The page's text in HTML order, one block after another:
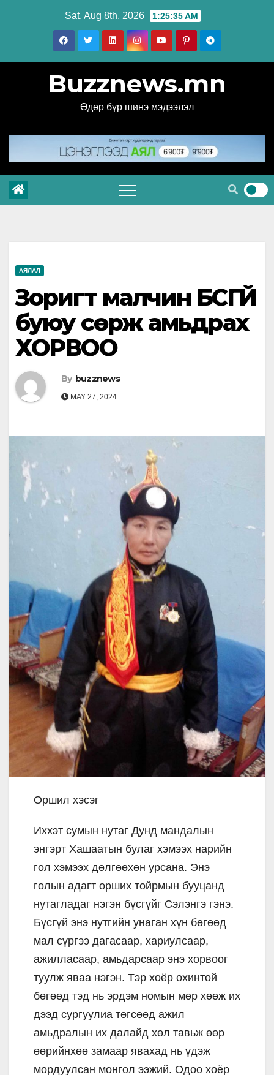
Sat. Aug 8th, 2026 1:25:36 AM
Buzznews.mn
Өдөр бүр шинэ мэдээлэл
АЯЛАЛ
Зоригт малчин БҮСГҮЙ
буюу сөрж амьдрах
ХОРВОО
By buzznews
MAY 27, 2024
Оршил хэсэг
Иххэт сумын нутаг Дунд мандалын
энгэрт Хашаатын булаг хэмээх нарийн
гол хэмээх дөлгөөхөн урсана. Энэ
голын адагт орших тойрмын бууцанд
нутагладаг нэгэн бүсгүйг Сэлэнгэ гэнэ.
Бүсгүй энэ нутгийн унаган хүн бөгөөд
мал сүргээ дагасаар, хариулсаар,
ажилласаар, амьдарсаар энэ хорвоог
туулж яваа нэгэн. Тэр хоёр охинтой
бөгөөд тэд нь эрдэм номын мөр хөөж их
дээд сургуулиа төгсөөд ажил
амьдралын их далайд хөл тавьж өөр
өөрийнхөө замаар явахад нь үдэж
мордуулсан монгол ээжий. Одоо хоёр